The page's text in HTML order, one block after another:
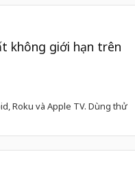
không giới hạn trên
Roku và Apple TV. Dùng thử